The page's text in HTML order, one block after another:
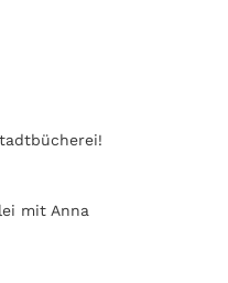
mit Anna